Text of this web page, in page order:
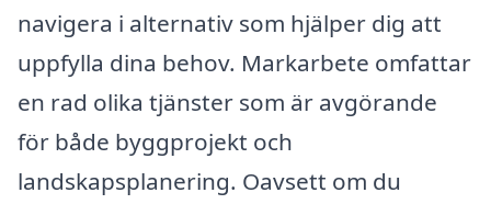
navigera i alternativ som hjälper dig att
uppfylla dina behov. Markarbete omfattar
en rad olika tjänster som är avgörande
för både byggprojekt och
landskapsplanering. Oavsett om du